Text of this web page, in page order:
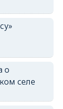
о
селе